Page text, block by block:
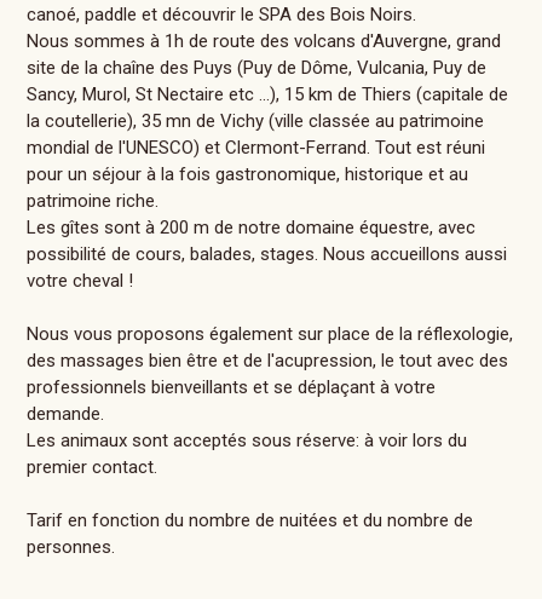
canoé, paddle et découvrir le SPA des Bois Noirs.
Nous sommes à 1h de route des volcans d'Auvergne, grand
site de la chaîne des Puys (Puy de Dôme, Vulcania, Puy de
Sancy, Murol, St Nectaire etc ...), 15 km de Thiers (capitale de
la coutellerie), 35 mn de Vichy (ville classée au patrimoine
mondial de l'UNESCO) et Clermont-Ferrand. Tout est réuni
pour un séjour à la fois gastronomique, historique et au
patrimoine riche.
Les gîtes sont à 200 m de notre domaine équestre, avec
possibilité de cours, balades, stages. Nous accueillons aussi
votre cheval !
Nous vous proposons également sur place de la réflexologie,
des massages bien être et de l'acupression, le tout avec des
professionnels bienveillants et se déplaçant à votre
demande.
Les animaux sont acceptés sous réserve: à voir lors du
premier contact.
Tarif en fonction du nombre de nuitées et du nombre de
personnes.